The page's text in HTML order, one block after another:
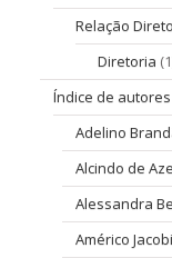
Relação
Diretoria
Índice de autores
Adelino
Alcindo de
Alessandra
Américo